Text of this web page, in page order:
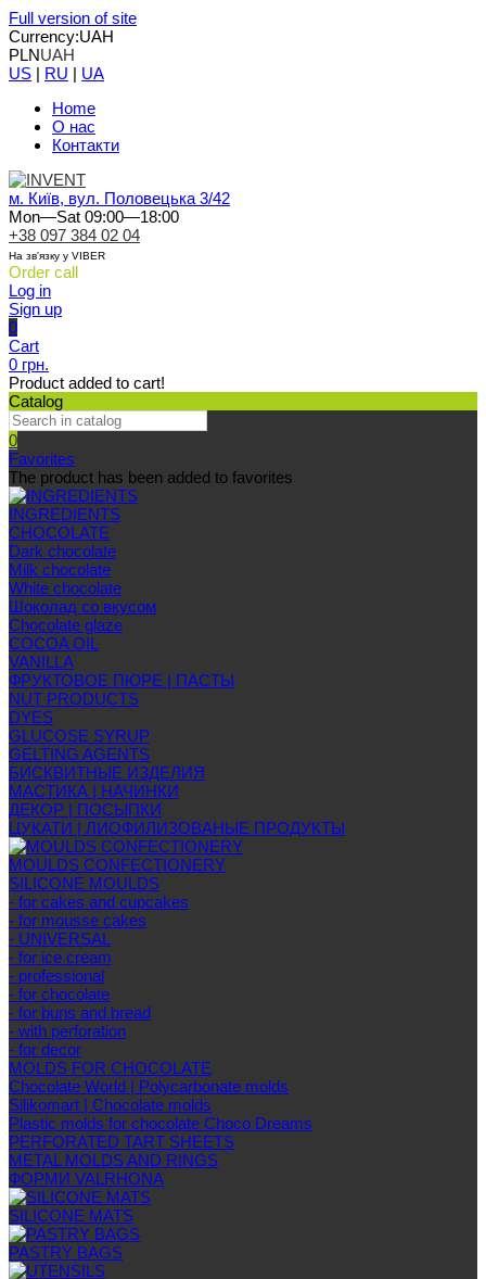
Full version of site
Currency:UAH
PLNUAH
US | RU | UA
Home
О нас
Контакти
м. Київ, вул. Половецька 3/42
Mon—Sat 09:00—18:00
+38 097 384 02 04
На зв'язку у VIBER
Order call
Log in
Sign up
0
Cart
0 грн.
Product added to cart!
Catalog
0
Favorites
The product has been added to favorites
INGREDIENTS
CHOCOLATE
Dark chocolate
Milk chocolate
White chocolate
Шоколад со вкусом
Chocolate glaze
COCOA OIL
VANILLA
ФРУКТОВОЕ ПЮРЕ | ПАСТЫ
NUT PRODUCTS
DYES
GLUCOSE SYRUP
GELTING AGENTS
БИСКВИТНЫЕ ИЗДЕЛИЯ
МАСТИКА | НАЧИНКИ
ДЕКОР | ПОСЫПКИ
ЦУКАТИ | ЛИОФИЛИЗОВАНЫЕ ПРОДУКТЫ
MOULDS CONFECTIONERY
SILICONE MOULDS
- for cakes and cupcakes
- for mousse cakes
- UNIVERSAL
- for ice cream
- professional
- for chocolate
- for buns and bread
- with perforation
- for decor
MOLDS FOR CHOCOLATE
Chocolate World | Polycarbonate molds
Silikomart | Chocolate molds
Plastic molds for chocolate Choco Dreams
PERFORATED TART SHEETS
METAL MOLDS AND RINGS
ФОРМИ VALRHONA
SILICONE MATS
PASTRY BAGS